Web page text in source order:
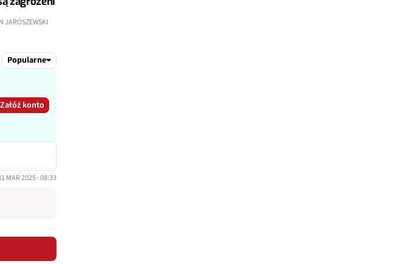
JAROSZEWSKI
Popularne
Załóż konto
MAR 2025 · 08:33